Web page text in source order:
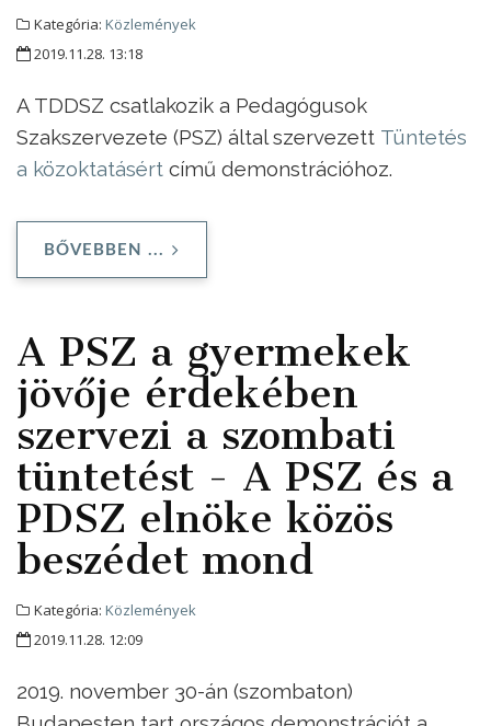
Kategória: Közlemények
2019.11.28. 13:18
A TDDSZ csatlakozik a Pedagógusok
Szakszervezete (PSZ) által szervezett Tüntetés
a közoktatásért című demonstrációhoz.
BŐVEBBEN ...
A PSZ a gyermekek
jövője érdekében
szervezi a szombati
tüntetést - A PSZ és a
PDSZ elnöke közös
beszédet mond
Kategória: Közlemények
2019.11.28. 12:09
2019. november 30-án (szombaton)